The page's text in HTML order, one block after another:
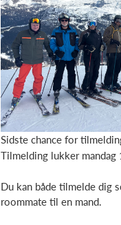
Sidste chance for
Tilmelding lukker mandag
Du kan både tilmelde dig
roommate til en mand.